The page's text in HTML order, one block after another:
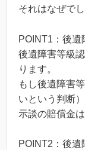
それはなぜでし
POINT1：後遺
後遺障害等級
ります。
もし後遺障害
いという判断
示談の賠償金
POINT2：後